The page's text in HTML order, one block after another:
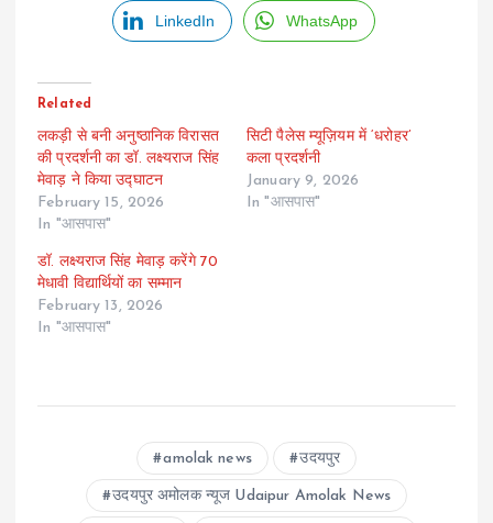
LinkedIn WhatsApp
Related
लकड़ी से बनी अनुष्ठानिक विरासत
की प्रदर्शनी का डॉ. लक्ष्यराज सिंह
मेवाड़ ने किया उद्घाटन
February 15, 2026
In "आसपास"
सिटी पैलेस म्यूज़ियम में ‘धरोहर’
कला प्रदर्शनी
January 9, 2026
In "आसपास"
डॉ. लक्ष्यराज सिंह मेवाड़ करेंगे 70
मेधावी विद्यार्थियों का सम्मान
February 13, 2026
In "आसपास"
amolak news उदयपुर
उदयपुर अमोलक न्यूज Udaipur Amolak News